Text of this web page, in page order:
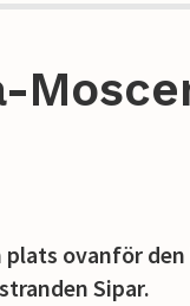
ovanför den
Sipar.